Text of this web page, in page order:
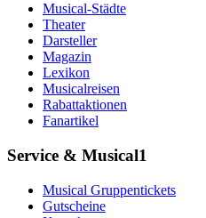
Musical-Städte
Theater
Darsteller
Magazin
Lexikon
Musicalreisen
Rabattaktionen
Fanartikel
Service & Musical1
Musical Gruppentickets
Gutscheine